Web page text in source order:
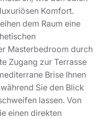
Komfort.
dem Raum eine
Masterbedroom durch
Zugang zur Terrasse
Brise Ihnen
Sie den Blick
lassen. Von
einen direkten